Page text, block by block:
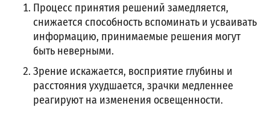
Процесс принятия решений замедляется,
снижается способность вспоминать и усваивать
информацию, принимаемые решения могут
быть неверными.
Зрение искажается, восприятие глубины и
расстояния ухудшается, зрачки медленнее
реагируют на изменения освещенности.